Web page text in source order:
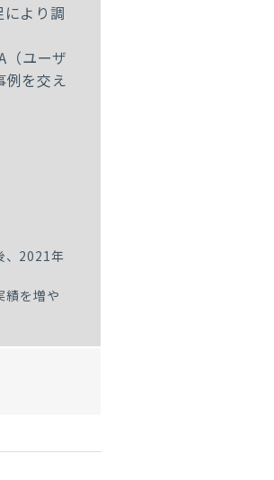
より調
（ユーザ
を交え
、2021年
績を増や